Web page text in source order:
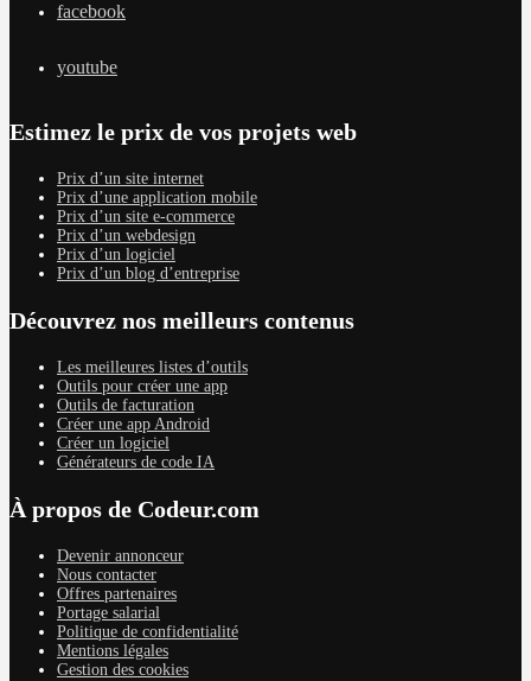
facebook
youtube
Estimez le prix de vos projets web
Prix d’un site internet
Prix d’une application mobile
Prix d’un site e-commerce
Prix d’un webdesign
Prix d’un logiciel
Prix d’un blog d’entreprise
Découvrez nos meilleurs contenus
Les meilleures listes d’outils
Outils pour créer une app
Outils de facturation
Créer une app Android
Créer un logiciel
Générateurs de code IA
À propos de Codeur.com
Devenir annonceur
Nous contacter
Offres partenaires
Portage salarial
Politique de confidentialité
Mentions légales
Gestion des cookies